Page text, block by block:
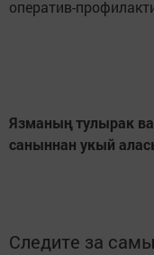
оператив-
Язманың тулырак
саныннан укый
Следите за